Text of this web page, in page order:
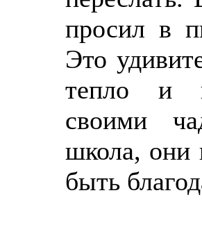
просил в
Это
тепло и
своими
школа, они
быть